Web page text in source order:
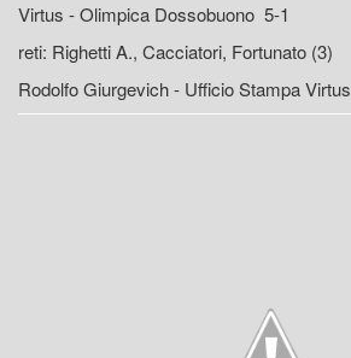
Virtus - Olimpica Dossobuono 5-1
reti: Righetti A., Cacciatori, Fortunato (3)
Rodolfo Giurgevich - Ufficio Stampa Virtus